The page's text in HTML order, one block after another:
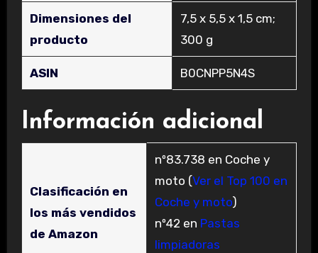
Dimensiones del
producto
‎7,5 x 5,5 x 1,5 cm;
300 g
ASIN ‎B0CNPP5N4S
Información adicional
Clasificación en
los más vendidos
de Amazon
nº83.738 en Coche y
moto (Ver el Top 100 en
Coche y moto)
nº42 en Pastas
limpiadoras